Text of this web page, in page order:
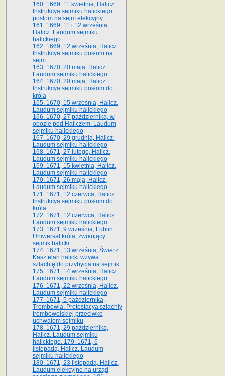
160. 1669, 11 kwietnia, Halicz.
Instrukcya sejmiku halickiego
posłom na sejm elekcyjny
161. 1669, 11 i 12 września,
Halicz. Laudum sejmiku
halickiego
162. 1669, 12 września, Halicz.
Instrukcya sejmiku posłom na
sejm
163. 1670, 20 maja, Halicz.
Laudum sejmiku halickiego
164. 1670, 20 maja, Halicz.
Instrukcya sejmiku posłom do
króla
165. 1670, 15 września, Halicz.
Laudum sejmiku halickiego
166. 1670, 27 października, w
obozie pod Haliczem. Laudum
sejmiku halickiego
167. 1670, 29 grudnia, Halicz.
Laudum sejmiku halickiego
168. 1671, 27 lutego, Halicz.
Laudum sejmiku halickiego
169. 1671, 15 kwietnia, Halicz.
Laudum sejmiku halickiego
170. 1671, 26 maja, Halicz.
Laudum sejmiku halickiego
171. 1671, 12 czerwca, Halicz.
Instrukcya sejmiku posłom do
króla
172. 1671, 12 czerwca, Halicz.
Laudum sejmiku halickiego
173. 1671, 9 września, Lublin.
Uniwersał króla, zwołujący
sejmik halicki
174. 1671, 13 września, Świerz.
Kasztelan halicki wzywa
szlachtę do przybycia na sejmik.
175. 1671, 14 września, Halicz.
Laudum sejmiku halickiego
176. 1671, 22 września, Halicz.
Laudum sejmiku halickiego
177. 1671, 5 października,
Trembowla. Protestacya szlachty
trembowelskiej przeciwko
uchwałom sejmiku
178. 1671, 29 października,
Halicz. Laudum sejmiku
halickiego. 179. 1671, 6
listopada, Halicz. Laudum
sejmiku halickiego
180. 1671, 23 listopada, Halicz.
Laudum elekcyjne na urząd